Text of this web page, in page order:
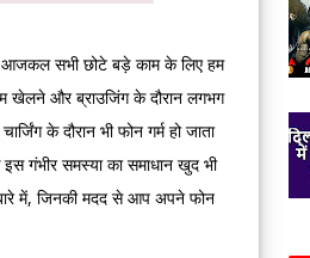
सभी छोटे बड़े काम के लिए हम
खेलने और ब्राउजिंग के दौरान लगभग
के दौरान भी फोन गर्म हो जाता
गंभीर समस्या का समाधान खुद भी
में, जिनकी मदद से आप अपने फोन